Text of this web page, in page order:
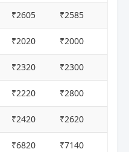
₹2605 ₹2585
₹2020 ₹2000
₹2320 ₹2300
₹2220 ₹2800
₹2420 ₹2620
₹6820 ₹7140